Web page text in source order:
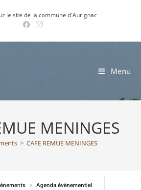
le site de la commune d'Aurignac
Menu
MENINGES
> CAFE REMUE MENINGES
Agenda évènementiel